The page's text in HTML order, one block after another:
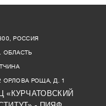
РОССИЯ
ОБЛАСТЬ
ОРЛОВА РОЩА, Д. 1
«КУРЧАТОВСКИЙ